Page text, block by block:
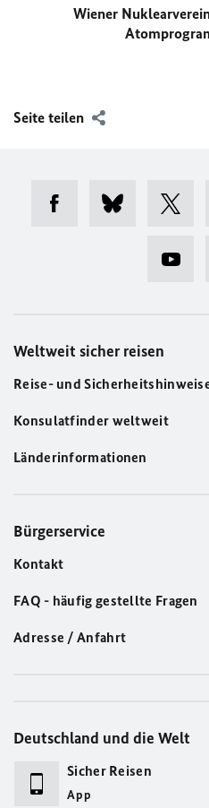
Wiener
Seite teilen
Weltweit sicher reisen
Reise- und
Konsulatfinder weltweit
Länderinformationen
Bürgerservice
Kontakt
FAQ - häufig gestellte Fragen
Adresse / Anfahrt
Deutschland und die Welt
Sicher Reisen
App